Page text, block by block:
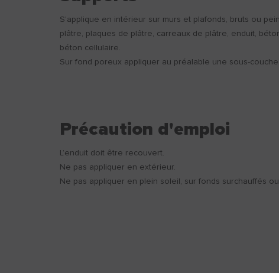
S'applique en intérieur sur murs et plafonds, bruts ou
plâtre, plaques de plâtre, carreaux de plâtre, enduit,
béton cellulaire.
Sur fond poreux appliquer au préalable une sous-couche.
Précaution d'emploi
L’enduit doit être recouvert.
Ne pas appliquer en extérieur.
Ne pas appliquer en plein soleil, sur fonds surchauffés